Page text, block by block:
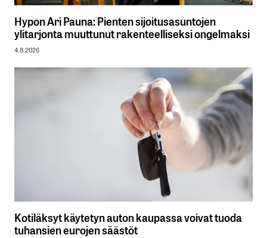
Hypon Ari Pauna: Pienten sijoitusasuntojen
ylitarjonta muuttunut rakenteelliseksi ongelmaksi
4.8.2026
Kotiläksyt käytetyn auton kaupassa voivat tuoda
tuhansien eurojen säästöt